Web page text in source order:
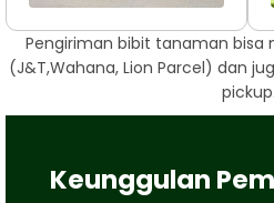
Pengiriman bibit tanaman bisa
(J&T,Wahana, Lion Parcel) dan
pickup.
Keunggulan